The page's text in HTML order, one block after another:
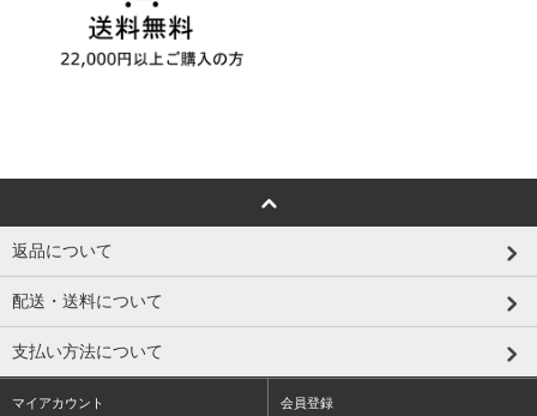
返品について
配送・送料について
支払い方法について
マイアカウント 会員登録